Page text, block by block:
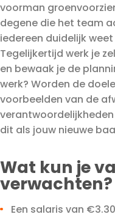
voorman
degene die het team
iedereen duidelijk
Tegelijkertijd werk je
en bewaak je de
werk? Worden de
voorbeelden van de
dit als jouw nieuwe
Wat kun je
verwachten?
Een salaris van